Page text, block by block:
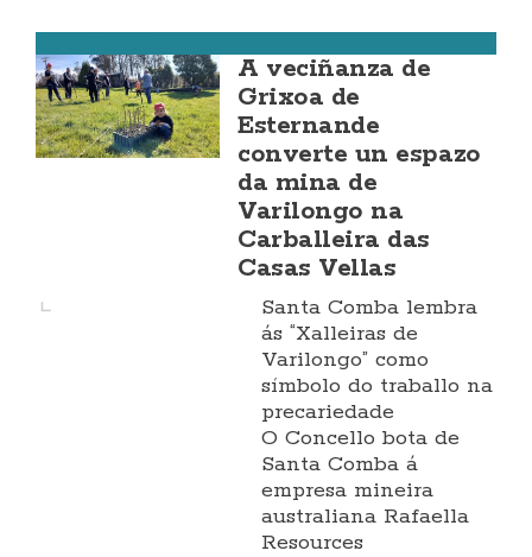
A veciñanza de
Grixoa de
Esternande
converte un espazo
da mina de
Varilongo na
Carballeira das
Casas Vellas
Santa Comba lembra
ás “Xalleiras de
Varilongo” como
símbolo do traballo na
precariedade
O Concello bota de
Santa Comba á
empresa mineira
australiana Rafaella
Resources